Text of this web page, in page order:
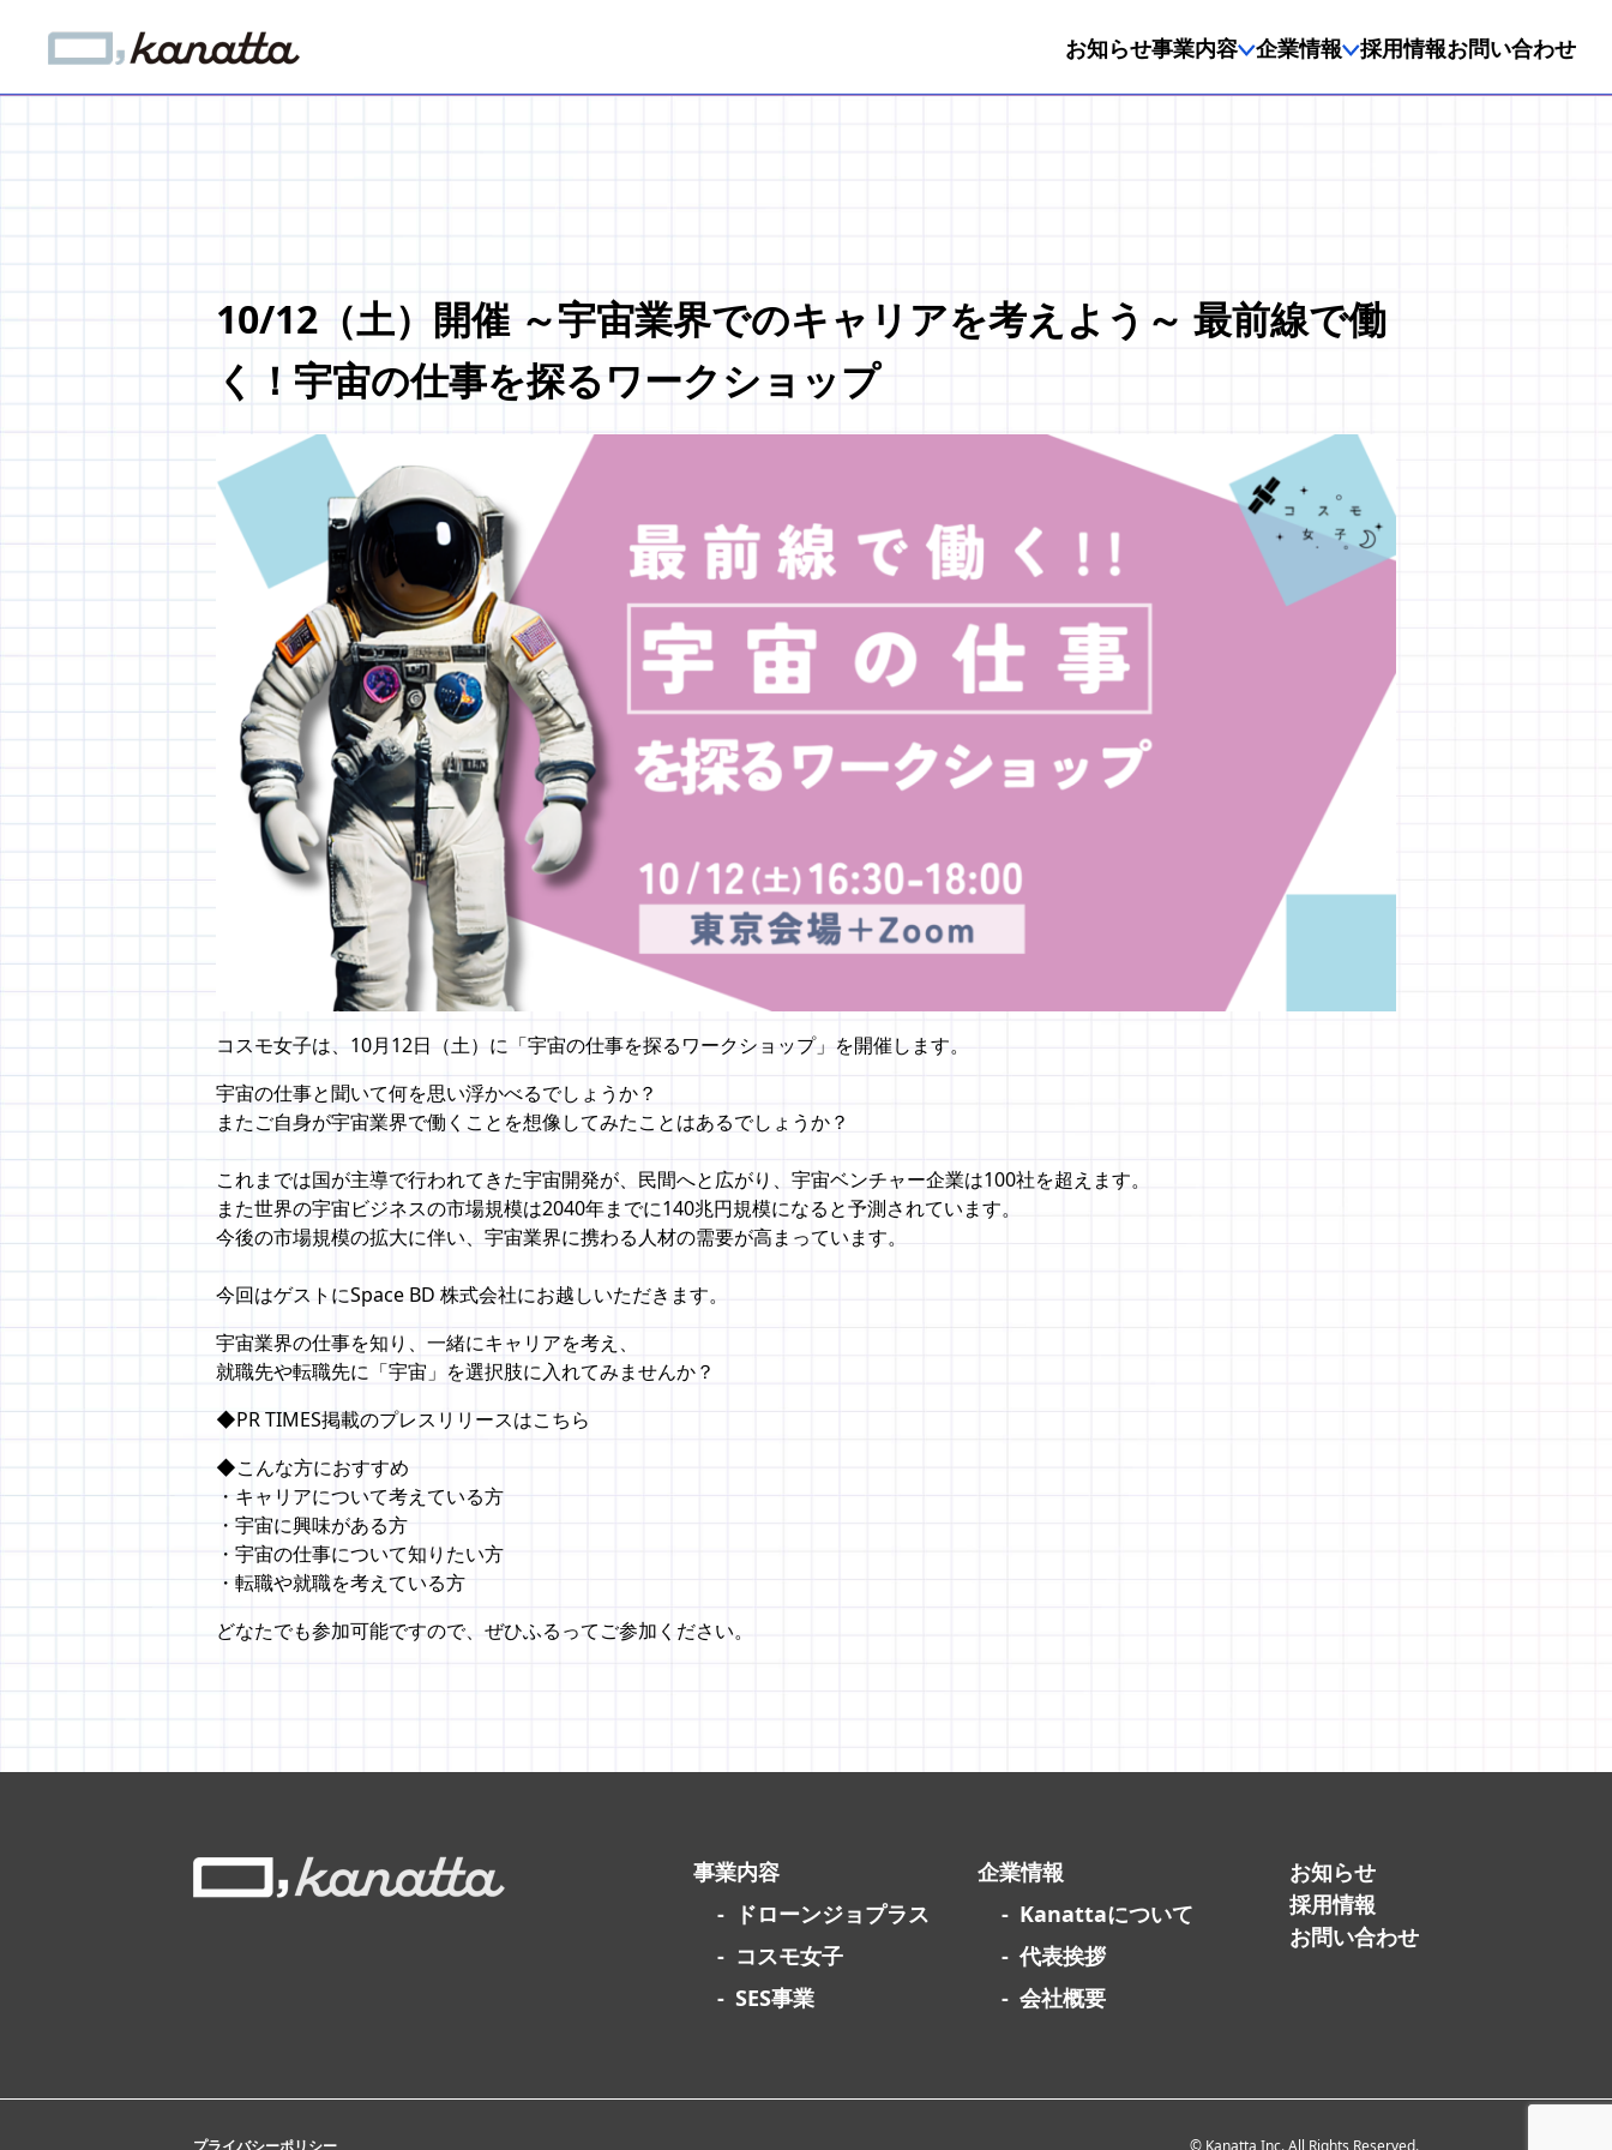
お知らせ事業内容 企業情報 採用情報お問い合わせ
10/12（土）開催 ～宇宙業界でのキャリアを考えよう～ 最前線で働
く！宇宙の仕事を探るワークショップ
コスモ女子は、10月12日（土）に「宇宙の仕事を探るワークショップ」を開催します。
宇宙の仕事と聞いて何を思い浮かべるでしょうか？
またご自身が宇宙業界で働くことを想像してみたことはあるでしょうか？
これまでは国が主導で行われてきた宇宙開発が、民間へと広がり、宇宙ベンチャー企業は100社を超えます。
また世界の宇宙ビジネスの市場規模は2040年までに140兆円規模になると予測されています。
今後の市場規模の拡大に伴い、宇宙業界に携わる人材の需要が高まっています。
今回はゲストにSpace BD 株式会社にお越しいただきます。
宇宙業界の仕事を知り、一緒にキャリアを考え、
就職先や転職先に「宇宙」を選択肢に入れてみませんか？
◆PR TIMES掲載のプレスリリースはこちら
◆こんな方におすすめ
・キャリアについて考えている方
・宇宙に興味がある方
・宇宙の仕事について知りたい方
・転職や就職を考えている方
どなたでも参加可能ですので、ぜひふるってご参加ください。
事業内容
ドローンジョプラス
コスモ女子
SES事業
企業情報
Kanattaについて
代表挨拶
会社概要
お知らせ
採用情報
お問い合わせ